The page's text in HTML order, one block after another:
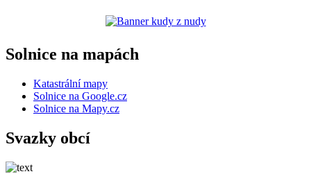
Solnice na mapách
Katastrální mapy
Solnice na Google.cz
Solnice na Mapy.cz
Svazky obcí